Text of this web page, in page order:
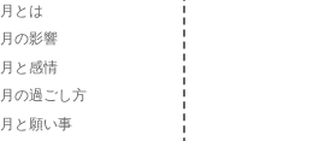
とは
の影響
と感情
の過ごし方
と願い事